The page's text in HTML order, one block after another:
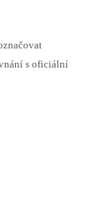
s oficiální